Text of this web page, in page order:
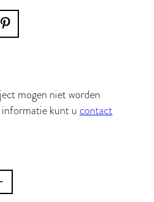
mogen niet worden
kunt u contact